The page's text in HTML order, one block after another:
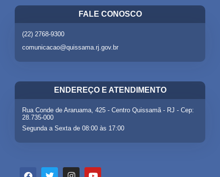
FALE CONOSCO
(22) 2768-9300
comunicacao@quissama.rj.gov.br
ENDEREÇO E ATENDIMENTO
Rua Conde de Araruama, 425 - Centro Quissamã - RJ - Cep:
28.735-000
Segunda a Sexta de 08:00 às 17:00